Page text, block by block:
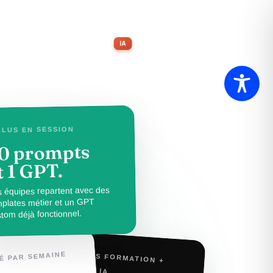
IA
PAR SEMAINEPROJETS FORMATION +
AGENTS IA
EN SESSION
prompts
1 GPT.
équipes repartent avec des
métier et un GPT
déjà fonctionnel.